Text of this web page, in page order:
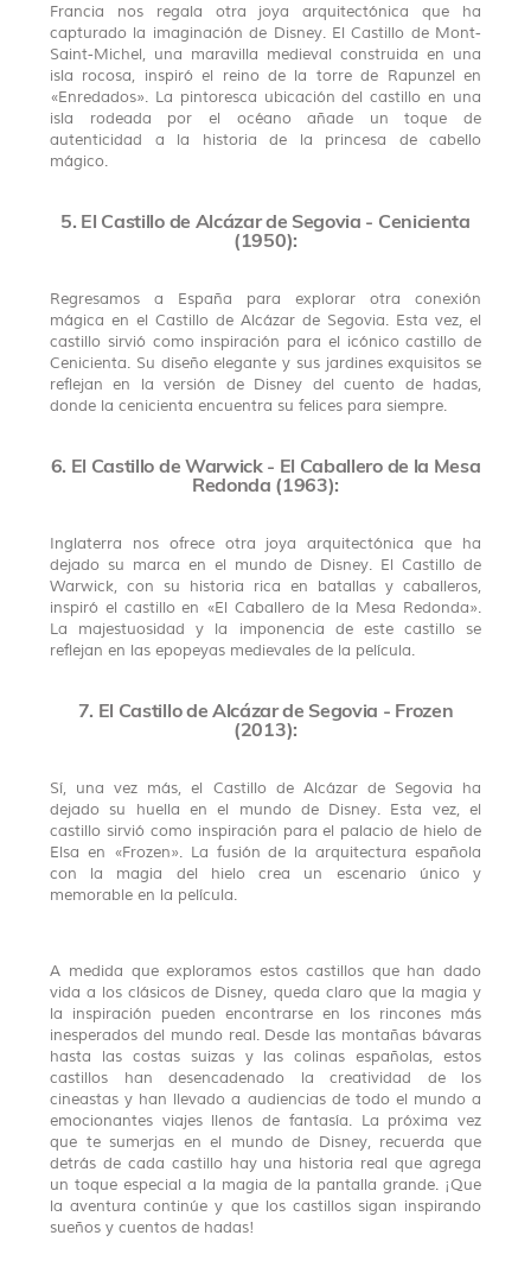
Francia nos regala otra joya arquitectónica que ha
capturado la imaginación de Disney. El Castillo de Mont-
Saint-Michel, una maravilla medieval construida en una
isla rocosa, inspiró el reino de la torre de Rapunzel en
«Enredados». La pintoresca ubicación del castillo en una
isla rodeada por el océano añade un toque de
autenticidad a la historia de la princesa de cabello
mágico.
5. El Castillo de Alcázar de Segovia - Cenicienta
(1950):
Regresamos a España para explorar otra conexión
mágica en el Castillo de Alcázar de Segovia. Esta vez, el
castillo sirvió como inspiración para el icónico castillo de
Cenicienta. Su diseño elegante y sus jardines exquisitos se
reflejan en la versión de Disney del cuento de hadas,
donde la cenicienta encuentra su felices para siempre.
6. El Castillo de Warwick - El Caballero de la Mesa
Redonda (1963):
Inglaterra nos ofrece otra joya arquitectónica que ha
dejado su marca en el mundo de Disney. El Castillo de
Warwick, con su historia rica en batallas y caballeros,
inspiró el castillo en «El Caballero de la Mesa Redonda».
La majestuosidad y la imponencia de este castillo se
reflejan en las epopeyas medievales de la película.
7. El Castillo de Alcázar de Segovia - Frozen
(2013):
Sí, una vez más, el Castillo de Alcázar de Segovia ha
dejado su huella en el mundo de Disney. Esta vez, el
castillo sirvió como inspiración para el palacio de hielo de
Elsa en «Frozen». La fusión de la arquitectura española
con la magia del hielo crea un escenario único y
memorable en la película.
A medida que exploramos estos castillos que han dado
vida a los clásicos de Disney, queda claro que la magia y
la inspiración pueden encontrarse en los rincones más
inesperados del mundo real. Desde las montañas bávaras
hasta las costas suizas y las colinas españolas, estos
castillos han desencadenado la creatividad de los
cineastas y han llevado a audiencias de todo el mundo a
emocionantes viajes llenos de fantasía. La próxima vez
que te sumerjas en el mundo de Disney, recuerda que
detrás de cada castillo hay una historia real que agrega
un toque especial a la magia de la pantalla grande. ¡Que
la aventura continúe y que los castillos sigan inspirando
sueños y cuentos de hadas!